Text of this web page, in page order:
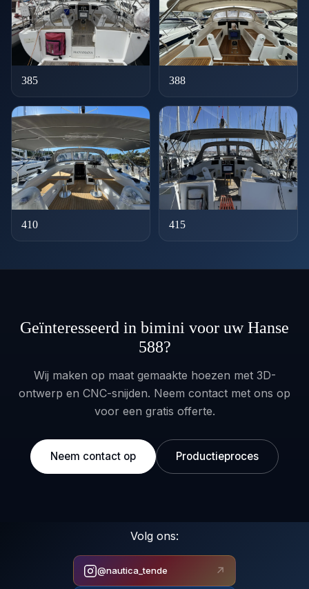
385 388
410 415
Geïnteresseerd in bimini voor uw Hanse
588?
Wij maken op maat gemaakte hoezen met 3D-
ontwerp en CNC-snijden. Neem contact met ons op
voor een gratis offerte.
Neem contact op Productieproces
Volg ons:
@nautica_tende ↗